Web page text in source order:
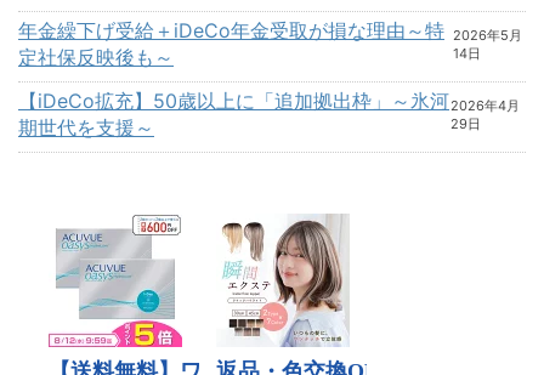
年金繰下げ受給＋iDeCo年金受取が損な理由～特
定社保反映後も～
2026年5月
14日
【iDeCo拡充】50歳以上に「追加拠出枠」～氷河
期世代を支援～
2026年4月
29日